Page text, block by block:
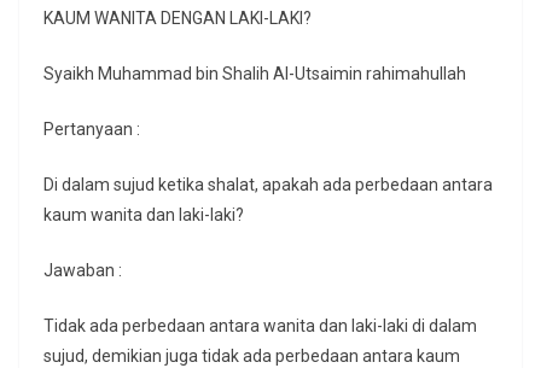
KAUM WANITA DENGAN LAKI-LAKI?
Syaikh Muhammad bin Shalih Al-Utsaimin rahimahullah
Pertanyaan :
Di dalam sujud ketika shalat, apakah ada perbedaan antara
kaum wanita dan laki-laki?
Jawaban :
Tidak ada perbedaan antara wanita dan laki-laki di dalam
sujud, demikian juga tidak ada perbedaan antara kaum